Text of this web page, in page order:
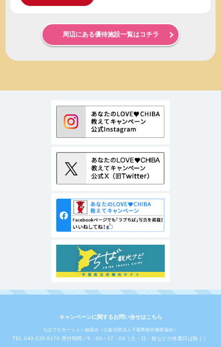
周辺にある優待施設一覧はコチラ
キャンペーンに関するお問い合せはこちら
ちばプロモーション協議会（公益社団法人千葉県観光物産協会）
TEL 043-225-9170 受付時間／9：00～17：00（土・日・祝などの休業日は除く）